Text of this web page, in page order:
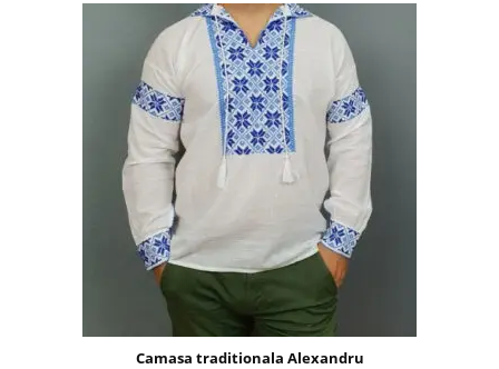
Camasa traditionala Alexandru